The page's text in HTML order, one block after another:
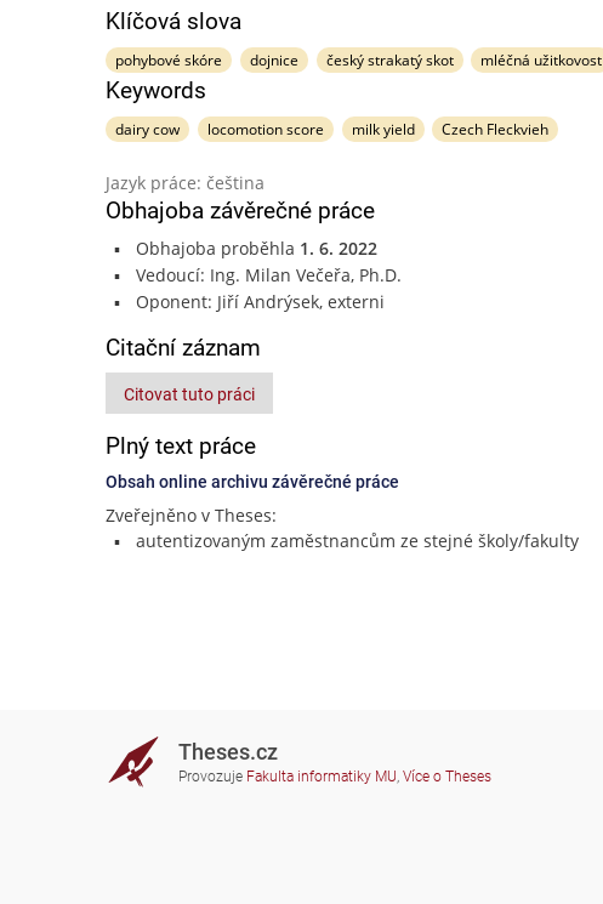
Klíčová slova
pohybové skóre dojnice český strakatý skot mléčná užitkovost
Keywords
dairy cow locomotion score milk yield Czech Fleckvieh
Jazyk práce: čeština
Obhajoba závěrečné práce
Obhajoba proběhla 1. 6. 2022
Vedoucí: Ing. Milan Večeřa, Ph.D.
Oponent: Jiří Andrýsek, externi
Citační záznam
Citovat tuto práci
Plný text práce
Obsah online archivu závěrečné práce
Zveřejněno v Theses:
autentizovaným zaměstnancům ze stejné školy/fakulty
Theses.cz
Provozuje Fakulta informatiky MU, Více o Theses